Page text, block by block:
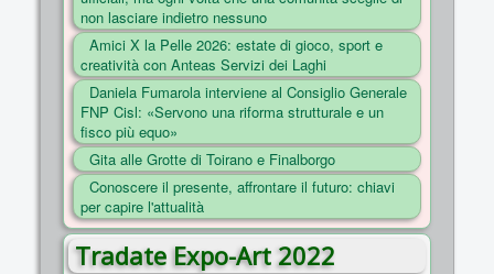
MAPPA DEL SITO
CONVENZIONI
FOTO
SOCIAL
non lasciare indietro nessuno
Amici X la Pelle 2026: estate di gioco, sport e
creatività con Anteas Servizi dei Laghi
Daniela Fumarola interviene al Consiglio Generale
FNP Cisl: «Servono una riforma strutturale e un
fisco più equo»
Gita alle Grotte di Toirano e Finalborgo
Conoscere il presente, affrontare il futuro: chiavi
per capire l'attualità
Tradate Expo-Art 2022